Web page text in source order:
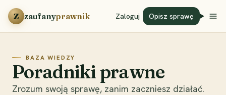
Przejdź do treści
Z zaufanyprawnik Zaloguj Opisz sprawę
BAZA WIEDZY
Poradniki prawne
Zrozum swoją sprawę, zanim zaczniesz działać.